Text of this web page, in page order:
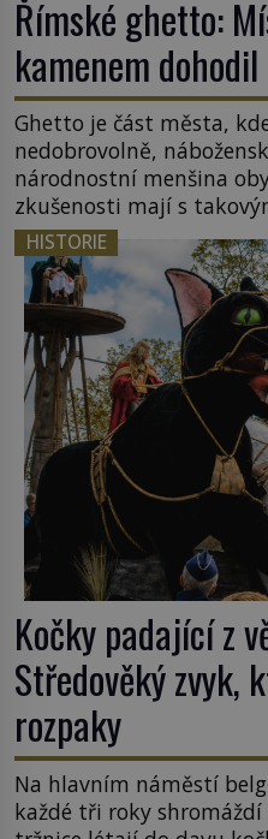
Římské ghetto:
kamenem dohodil
Ghetto je část města,
nedobrovolně,
národnostní menšina
zkušenosti mají s
středověku jsou totiž v
nějakém žít. Mezi ty
ghetto založené v roce
k Židům, nemá se Řím
HISTORIE
Kočky padající z
Středověký zvyk,
rozpaky
Na hlavním náměstí
každé tři roky shromáždí